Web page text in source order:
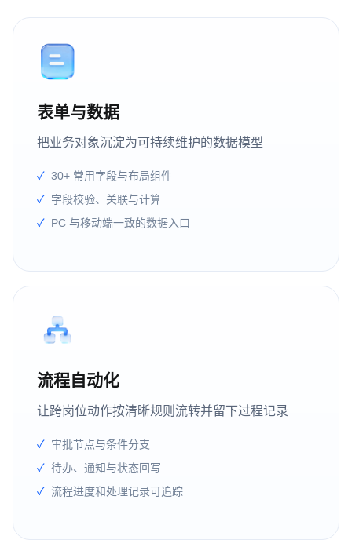
表单与数据
把业务对象沉淀为可持续维护的数据模型
30+ 常用字段与布局组件
字段校验、关联与计算
PC 与移动端一致的数据入口
流程自动化
让跨岗位动作按清晰规则流转并留下过程记录
审批节点与条件分支
待办、通知与状态回写
流程进度和处理记录可追踪